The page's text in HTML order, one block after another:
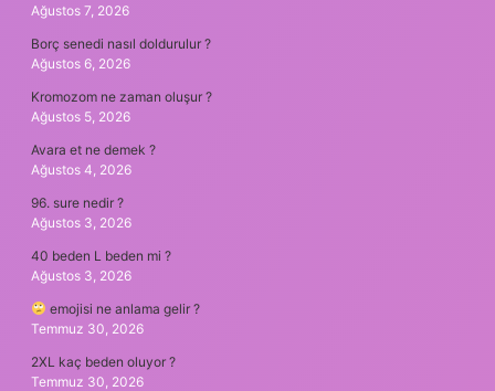
Ağustos 7, 2026
Borç senedi nasıl doldurulur ?
Ağustos 6, 2026
Kromozom ne zaman oluşur ?
Ağustos 5, 2026
Avara et ne demek ?
Ağustos 4, 2026
96. sure nedir ?
Ağustos 3, 2026
40 beden L beden mi ?
Ağustos 3, 2026
emojisi ne anlama gelir ?
Temmuz 30, 2026
2XL kaç beden oluyor ?
Temmuz 30, 2026